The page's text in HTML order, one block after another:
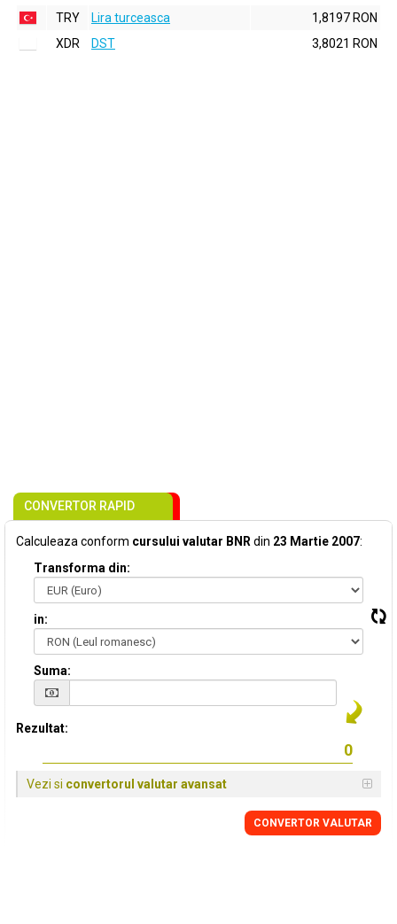
TRY
Lira turceasca
1,8197 RON
XDR
DST 3,8021 RON
CONVERTOR RAPID
Calculeaza conform cursului valutar BNR din 23 Martie 2007:
Transforma din:
in:
Suma:
Rezultat:
Vezi si convertorul valutar avansat
CONVERTOR VALUTAR